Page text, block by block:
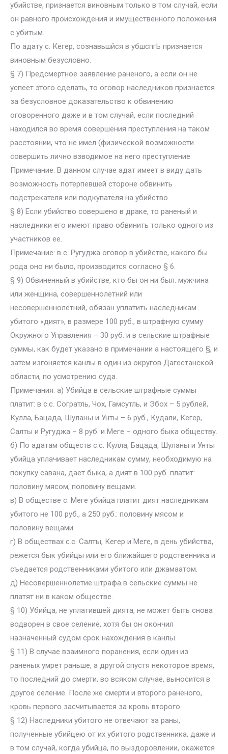
убийстве, признается виновным только в том случай, если
он равного происхождения и имущественного положения
с убитым.
По адату с. Кегер, сознавьшйся в убшспгЬ признается
виновным безусловно.
§ 7) Предсмертное заявление раненого, а если он не
успеет этого сделать, то оговор наследников признается
за безусловное доказательство к обвинению
оговоренного даже и в том случай, если последний
находился во время совершения преступления на таком
расстоянии, что не имел (физической возможности
совершить лично взводимое на него преступление.
Примечание. В данном случае адат имеет в виду дать
возможность потерпевшей стороне обвинить
подстрекателя или подкупателя на убийство.
§ 8) Если убийство совершено в драке, то раненый и
наследники его имеют право обвинить только одного из
участников ее.
Примечание: в с. Ругуджа оговор в убийстве, какого бы
рода оно ни было, производится согласно § 6.
§ 9) Обвиненный в убийстве, кто бы он ни был: мужчина
или женщина, совершеннолетний или
несовершеннолетний, обязан уплатить наследникам
убитого «дият», в размере 100 руб., в штрафную сумму
Окружного Управления – 30 руб. и в сельские штрафные
суммы, как будет указано в примечании а настоящего §, и
затем изгоняется канлы в один из округов Дагестанской
области, по усмотрению суда.
Примечания: а) Убийца в сельские штрафные суммы
платит: в с.с. Согратль, Чох, Гамсутль, и Эбох – 5 рублей,
Кулла, Бацада, Шуланы и Унты – 6 руб., Кудали, Кегер,
Салты и Ругуджа – 8 руб. и Meгe – одного быка обществу.
б) По адатам обществ с.с. Кулла, Бацада, Шуланы и Унты
убийца уплачивает наследникам сумму, необходимую на
покупку савана, дает быка, а дият в 100 руб. платит:
половину мясом, половину вещами.
в) В обществе с. Meгe убийца платит дият наследникам
убитого не 100 руб., а 250 руб.: половину мясом и
половину вещами.
г) В обществах с.с. Салты, Кегер и Meгe, в день убийства,
режется бык убийцы или его ближайшего родственника и
съедается родственниками убитого или джамаатом.
д) Несовершеннолетие штрафа в сельские суммы не
платят ни в каком обществе.
§ 10) Убийца, не уплатившей дията, не может быть снова
водворен в свое селение, хотя бы он окончил
назначенный судом срок нахождения в канлы.
§ 11) В случае взаимного поранения, если один из
раненых умрет раньше, а другой спустя некоторое время,
то последний до смерти, во всяком случае, выносится в
другое селение. После же смерти и второго раненого,
кровь первого засчитывается за кровь второго.
§ 12) Наследники убитого не отвечают за раны,
полученные убийцею от их убитого родственника, даже и
в том случай, когда убийца, по выздоровлении, окажется